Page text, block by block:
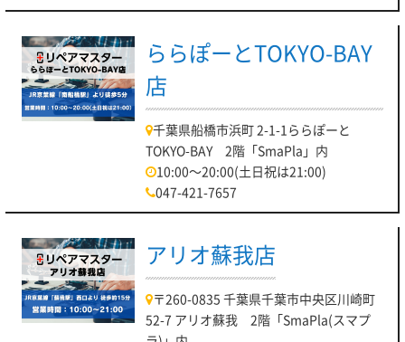
ららぽーとTOKYO-BAY
店
千葉県船橋市浜町 2-1-1ららぽーと
TOKYO-BAY 2階「SmaPla」内
10:00～20:00(土日祝は21:00)
047-421-7657
アリオ蘇我店
〒260-0835 千葉県千葉市中央区川崎町
52-7 アリオ蘇我 2階「SmaPla(スマプ